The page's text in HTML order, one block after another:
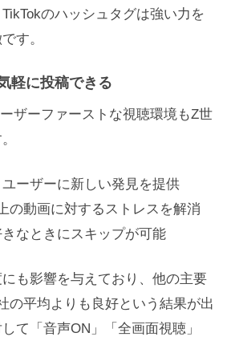
のハッシュタグは強い力を
す。
軽に投稿できる
ザーファーストな視聴環境もZ世
ユーザーに新しい発見を提供
の動画に対するストレスを解消
きなときにスキップが可能
も影響を与えており、他の主要
の平均よりも良好という結果が出
て「音声ON」「全画面視聴」